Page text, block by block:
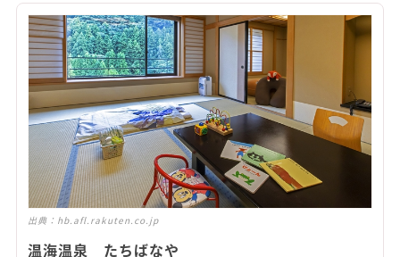
出典： hb.afl.rakuten.co.jp
温海温泉 たちばなや